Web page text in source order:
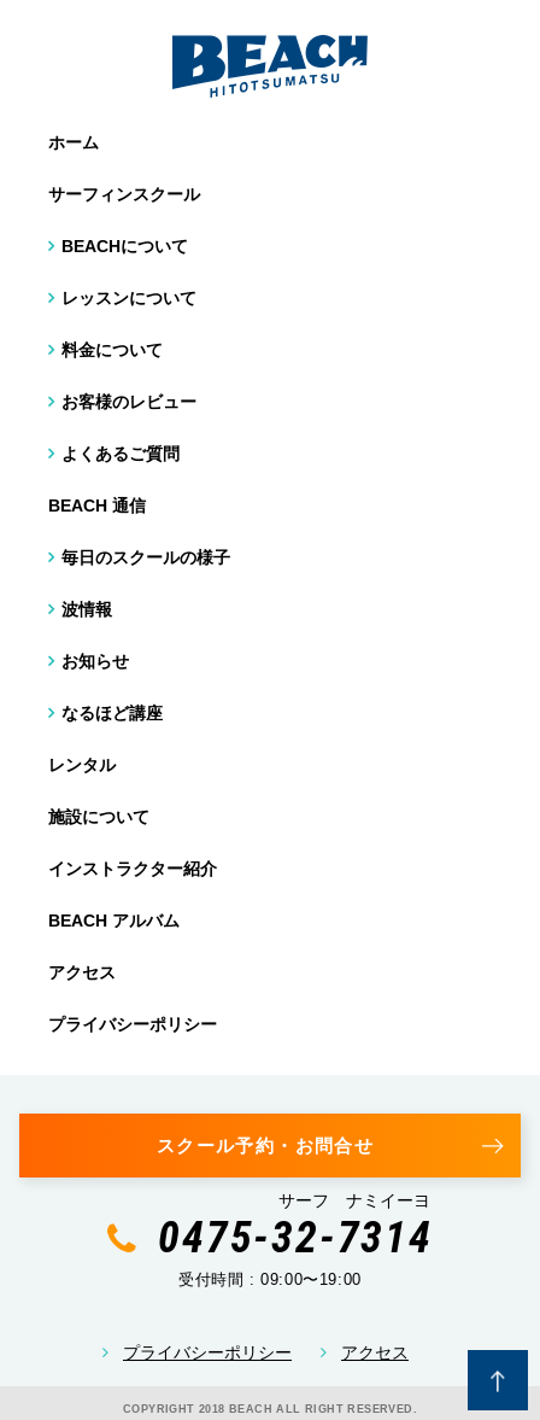
ホーム
サーフィンスクール
BEACHについて
レッスンについて
料金について
お客様のレビュー
よくあるご質問
BEACH 通信
毎日のスクールの様子
波情報
お知らせ
なるほど講座
レンタル
施設について
インストラクター紹介
BEACH アルバム
アクセス
プライバシーポリシー
スクール予約・お問合せ
サーフ ナミイーヨ
0475-32-7314
受付時間 : 09:00〜19:00
プライバシーポリシー アクセス
COPYRIGHT 2018 BEACH ALL RIGHT RESERVED.